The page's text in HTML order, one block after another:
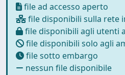
file ad accesso aperto
file disponibili sulla rete
file disponibili agli utenti
file disponibili solo agli
file sotto embargo
nessun file disponibile